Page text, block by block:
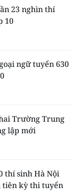
23 nghìn thí
10
ngữ tuyển 630
Trường Trung
lập mới
thí sinh Hà Nội
tiên kỳ thi tuyển